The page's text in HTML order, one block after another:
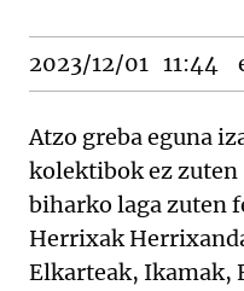
2023/12/01 11:44
Atzo greba eguna
kolektibok ez zuten
biharko laga zuten
Herrixak
Elkarteak, Ikamak,